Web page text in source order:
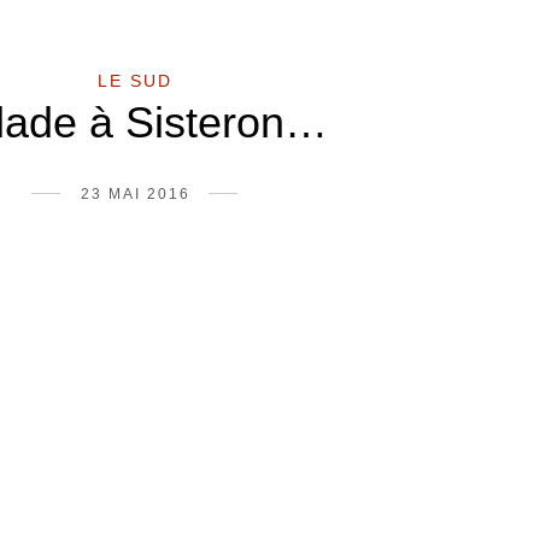
LE SUD
à Sisteron…
23 MAI 2016